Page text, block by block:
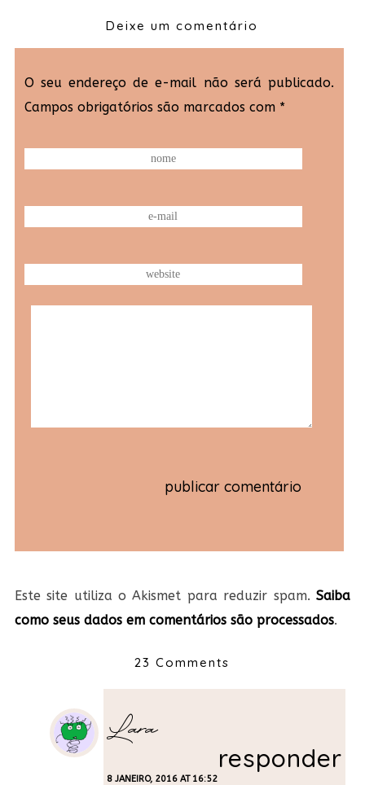
Deixe um comentário
O seu endereço de e-mail não será publicado.
Campos obrigatórios são marcados com *
Este site utiliza o Akismet para reduzir spam.Saiba
como seus dados em comentários são processados.
23 Comments
Lara
8 JANEIRO, 2016 AT 16:52
responder